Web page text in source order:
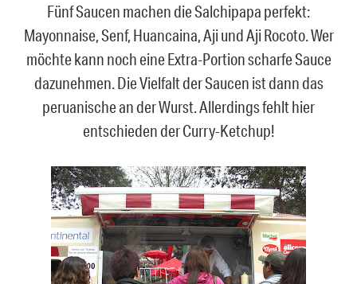
Fünf Saucen machen die Salchipapa perfekt:
Mayonnaise, Senf, Huancaina, Aji und Aji Rocoto. Wer
möchte kann noch eine Extra-Portion scharfe Sauce
dazunehmen. Die Vielfalt der Saucen ist dann das
peruanische an der Wurst. Allerdings fehlt hier
entschieden der Curry-Ketchup!